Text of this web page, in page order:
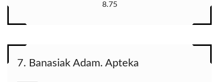
8.75
7. Banasiak Adam. Apteka